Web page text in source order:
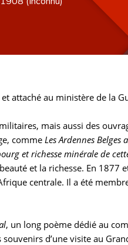
attaché au ministère de la
mais aussi des
comme Les Ardennes
et richesse minérale de
et la richesse. En 1877
centrale. Il a été
, un long poème dédié au
d’une visite au